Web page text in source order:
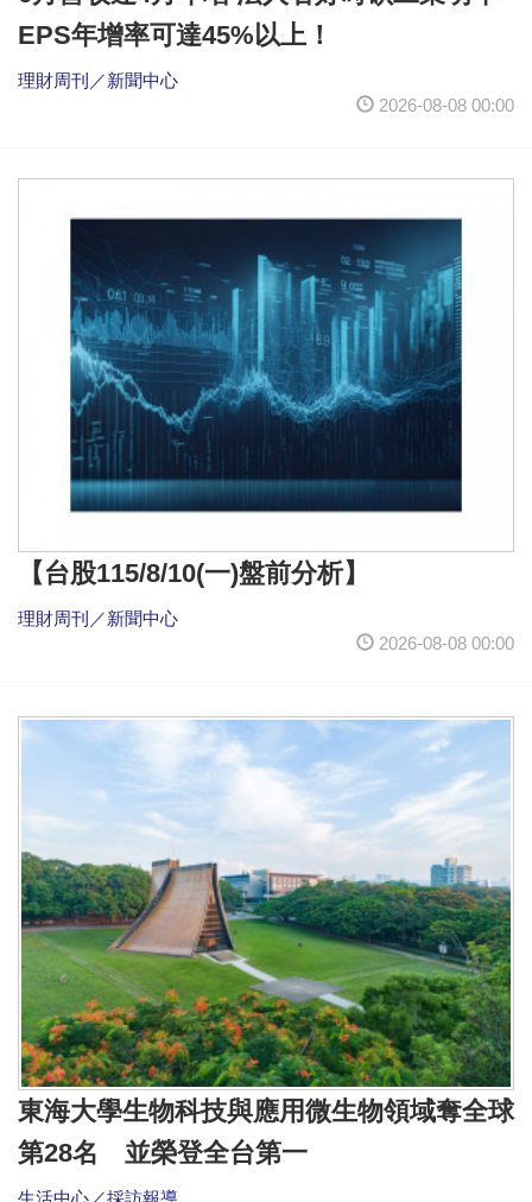
EPS年增率可達45%以上！
理財周刊／新聞中心
2026-08-08 00:00
【台股115/8/10(一)盤前分析】
理財周刊／新聞中心
2026-08-08 00:00
東海大學生物科技與應用微生物領域奪全球
第28名 並榮登全台第一
生活中心／採訪報導